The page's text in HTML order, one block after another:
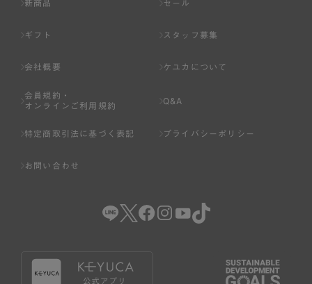
基づき判断した場合は、弊社は、その登録を取り消すこと
のいずれかの事由に該当する場合は、その登録を拒否し、
または事前に通知することなく一旦なされた登録を取り消
いる場合。
（5） その他、本規約または個別規定に違反した場合。
新商品 セール
ギフト スタッフ募集
会社概要 ケユカについて
会員規約・
オンラインご利用規約
Q&A
特定商取引法に基づく表記 プライバシーポリシー
お問い合わせ